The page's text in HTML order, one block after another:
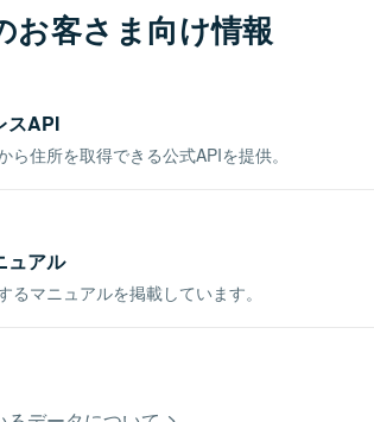
お客さま向け情報
スAPI
住所を取得できる公式APIを提供。
ュアル
マニュアルを掲載しています。